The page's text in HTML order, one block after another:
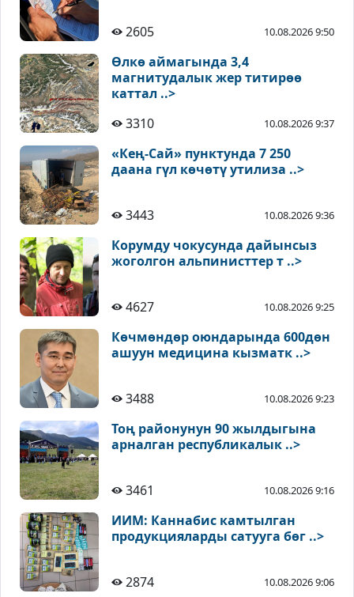
2605 10.08.2026 9:50
Өлкө аймагында 3,4
магнитудалык жер титирөө
каттал ..>
3310
10.08.2026 9:37
«Кең-Сай» пунктунда 7 250
даана гүл көчөтү утилиза ..>
3443 10.08.2026 9:36
Корумду чокусунда дайынсыз
жоголгон альпинисттер т ..>
4627 10.08.2026 9:25
Көчмөндөр оюндарында 600дөн
ашуун медицина кызматк ..>
3488 10.08.2026 9:23
Тоң районунун 90 жылдыгына
арналган республикалык ..>
3461 10.08.2026 9:16
ИИМ: Каннабис камтылган
продукцияларды сатууга бөг ..>
2874 10.08.2026 9:06